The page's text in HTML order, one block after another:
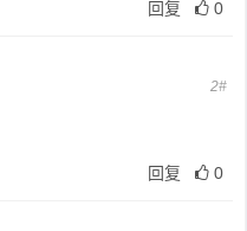
回复 0
2#
回复 0